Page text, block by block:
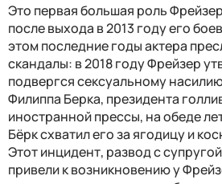
Это первая большая роль
после выхода в 2013 году его
этом последние годы актера
скандалы: в 2018 году Фрейзер
подвергся сексуальному
Филиппа Берка, президента
иностранной прессы, на обеде
Бёрк схватил его за ягодицу и
Этот инцидент, развод с
привели к возникновению у